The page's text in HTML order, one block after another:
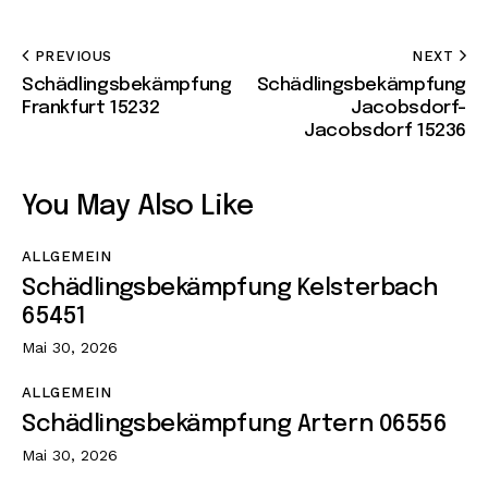
PREVIOUS
Schädlingsbekämpfung
Frankfurt 15232
NEXT
Schädlingsbekämpfung
Jacobsdorf-
Jacobsdorf 15236
You May Also Like
ALLGEMEIN
Schädlingsbekämpfung Kelsterbach
65451
Mai 30, 2026
ALLGEMEIN
Schädlingsbekämpfung Artern 06556
Mai 30, 2026